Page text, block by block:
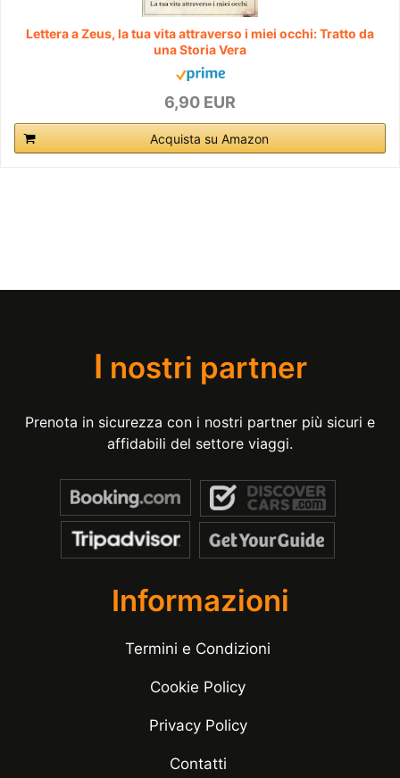
Lettera a Zeus, la tua vita attraverso i miei occhi: Tratto da
una Storia Vera
6,90 EUR
Acquista su Amazon
I nostri partner
Prenota in sicurezza con i nostri partner più sicuri e
affidabili del settore viaggi.
Informazioni
Termini e Condizioni
Cookie Policy
Privacy Policy
Contatti